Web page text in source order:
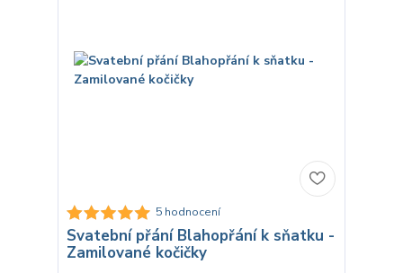
5 hodnocení
Svatební přání Blahopřání k sňatku -
Zamilované kočičky